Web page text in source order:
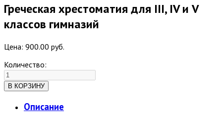
Греческая хрестоматия для III, IV и V
классов гимназий
Цена: 900.00 руб.
Количество:
Описание